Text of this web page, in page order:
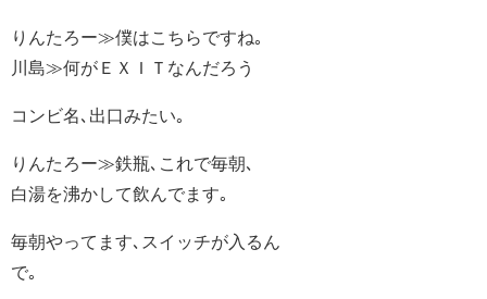
りんたろー≫僕はこちらですね｡
川島≫何がＥＸＩＴなんだろう
コンビ名､出口みたい｡
りんたろー≫鉄瓶､これで毎朝､
白湯を沸かして飲んでます｡
毎朝やってます､スイッチが入るん
で｡